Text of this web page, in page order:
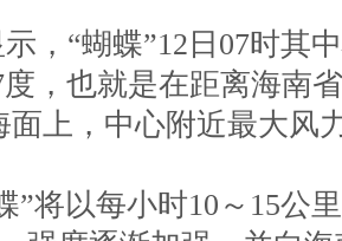
，“蝴蝶”12日07时其
度，也就是在距离海南
面上，中心附近最大风
”将以每小时10～15公